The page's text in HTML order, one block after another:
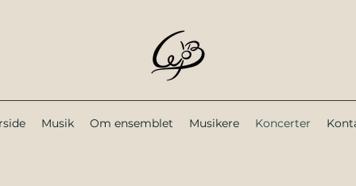
Musik Om ensemblet Musikere Koncerter